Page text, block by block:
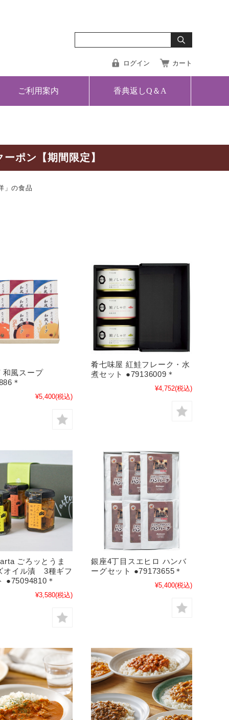
ログイン カート
ご利用案内 香典返しQ＆A
ポン【期間限定】
」の食品
和風スープ
＊
¥5,400(税込)
肴七味屋 紅鮭フレーク・水
煮セット ●79136009＊
¥4,752(税込)
ごろッとうま
オイル漬 3種ギフ
●75094810＊
¥3,580(税込)
銀座4丁目スエヒロ ハンバ
ーグセット ●79173655＊
¥5,400(税込)